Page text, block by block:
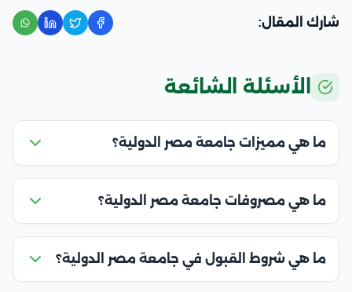
شارك المقال:
الأسئلة الشائعة
ما هي مميزات جامعة مصر الدولية؟
ما هي مصروفات جامعة مصر الدولية؟
ما هي شروط القبول في جامعة مصر الدولية؟